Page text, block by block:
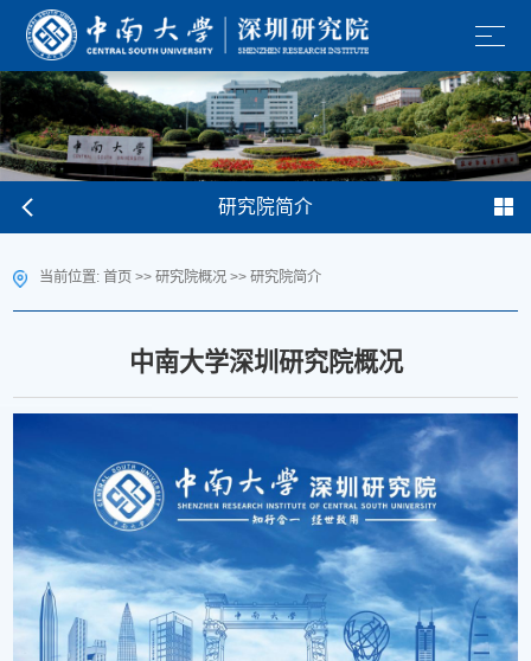
研究院简介
当前位置:首页 >>研究院概况 >>研究院简介
中南大学深圳研究院概况